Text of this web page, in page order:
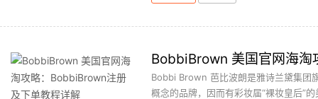
BobbiBrown 美国官网海
Bobbi Brown 芭比波朗是雅诗兰黛集团
概念的品牌，因而有彩妆届“裸妆皇后”